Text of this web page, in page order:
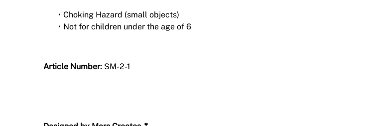
Choking Hazard (small objects)
Not for children under the age of 6
Article Number: SM-2-1